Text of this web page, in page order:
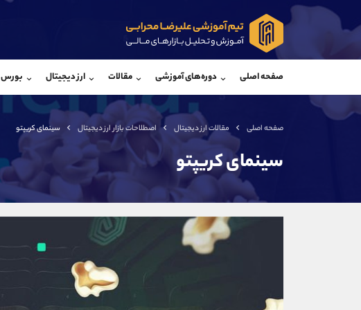
صفحه اصلی دوره‌های آموزشی مقالات ارز دیجیتال بورس
صفحه اصلی مقالات ارز دیجیتال اصطلاحات بازار ارز دیجیتال سینمای کریپتو
سینمای کریپتو
شروع گفتگو
@Armteam_admin_33
118
واتساپ
اطلاعات تماس (دفتر فروش)
تلفن
تلفن
بدون پیش شماره